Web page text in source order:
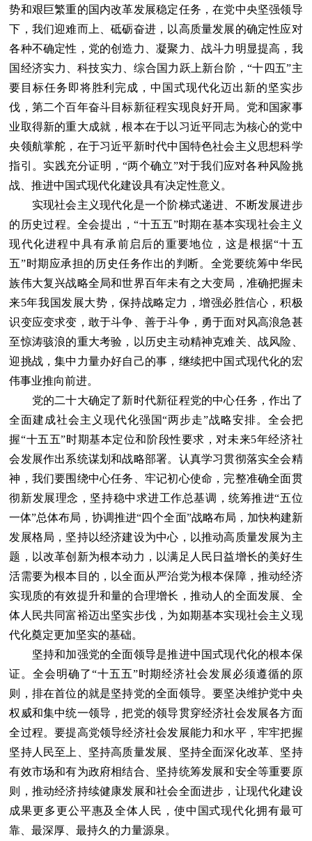
势和艰巨繁重的国内改革发展稳定任务，在党中央坚强领导
下，我们迎难而上、砥砺奋进，以高质量发展的确定性应对
各种不确定性，党的创造力、凝聚力、战斗力明显提高，我
国经济实力、科技实力、综合国力跃上新台阶，“十四五”主
要目标任务即将胜利完成，中国式现代化迈出新的坚实步
伐，第二个百年奋斗目标新征程实现良好开局。党和国家事
业取得新的重大成就，根本在于以习近平同志为核心的党中
央领航掌舵，在于习近平新时代中国特色社会主义思想科学
指引。实践充分证明，“两个确立”对于我们应对各种风险挑
战、推进中国式现代化建设具有决定性意义。
实现社会主义现代化是一个阶梯式递进、不断发展进步
的历史过程。全会提出，“十五五”时期在基本实现社会主义
现代化进程中具有承前启后的重要地位，这是根据“十五
五”时期应承担的历史任务作出的判断。全党要统筹中华民
族伟大复兴战略全局和世界百年未有之大变局，准确把握未
来5年我国发展大势，保持战略定力，增强必胜信心，积极
识变应变求变，敢于斗争、善于斗争，勇于面对风高浪急甚
至惊涛骇浪的重大考验，以历史主动精神克难关、战风险、
迎挑战，集中力量办好自己的事，继续把中国式现代化的宏
伟事业推向前进。
党的二十大确定了新时代新征程党的中心任务，作出了
全面建成社会主义现代化强国“两步走”战略安排。全会把
握“十五五”时期基本定位和阶段性要求，对未来5年经济社
会发展作出系统谋划和战略部署。认真学习贯彻落实全会精
神，我们要围绕中心任务、牢记初心使命，完整准确全面贯
彻新发展理念，坚持稳中求进工作总基调，统筹推进“五位
一体”总体布局，协调推进“四个全面”战略布局，加快构建新
发展格局，坚持以经济建设为中心，以推动高质量发展为主
题，以改革创新为根本动力，以满足人民日益增长的美好生
活需要为根本目的，以全面从严治党为根本保障，推动经济
实现质的有效提升和量的合理增长，推动人的全面发展、全
体人民共同富裕迈出坚实步伐，为如期基本实现社会主义现
代化奠定更加坚实的基础。
坚持和加强党的全面领导是推进中国式现代化的根本保
证。全会明确了“十五五”时期经济社会发展必须遵循的原
则，排在首位的就是坚持党的全面领导。要坚决维护党中央
权威和集中统一领导，把党的领导贯穿经济社会发展各方面
全过程。要提高党领导经济社会发展能力和水平，牢牢把握
坚持人民至上、坚持高质量发展、坚持全面深化改革、坚持
有效市场和有为政府相结合、坚持统筹发展和安全等重要原
则，推动经济持续健康发展和社会全面进步，让现代化建设
成果更多更公平惠及全体人民，使中国式现代化拥有最可
靠、最深厚、最持久的力量源泉。